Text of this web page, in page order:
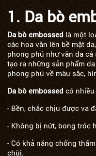
1. Da bò
Da bò embossed là một
các hoa văn lên bề mặt
phong phú như vân da
tạo ra những sản phẩm
phong phú về màu sắc,
Da bò embossed có
- Bền, chắc chịu được va
- Không bị nứt, bong tróc
- Có khả năng chống
chùi.